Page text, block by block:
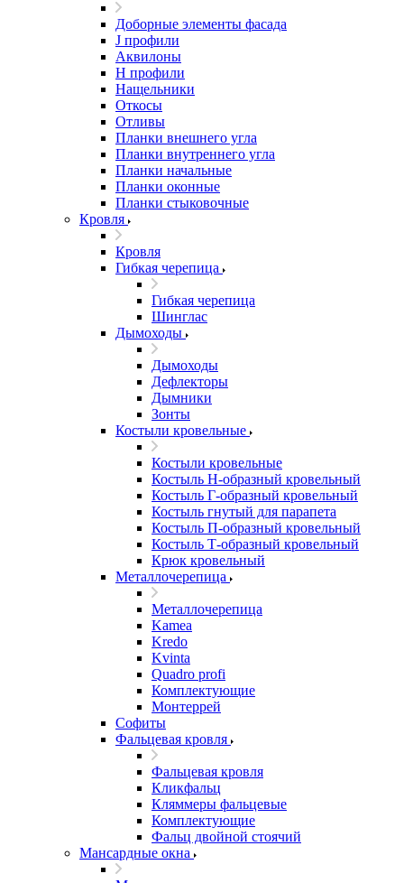
Доборные элементы фасада
J профили
Аквилоны
Н профили
Нащельники
Откосы
Отливы
Планки внешнего угла
Планки внутреннего угла
Планки начальные
Планки оконные
Планки стыковочные
Кровля
Кровля
Гибкая черепица
Гибкая черепица
Шинглас
Дымоходы
Дымоходы
Дефлекторы
Дымники
Зонты
Костыли кровельные
Костыли кровельные
Костыль H-образный кровельный
Костыль Г-образный кровельный
Костыль гнутый для парапета
Костыль П-образный кровельный
Костыль Т-образный кровельный
Крюк кровельный
Металлочерепица
Металлочерепица
Kamea
Kredo
Kvinta
Quadro profi
Комплектующие
Монтеррей
Софиты
Фальцевая кровля
Фальцевая кровля
Кликфальц
Кляммеры фальцевые
Комплектующие
Фальц двойной стоячий
Мансардные окна